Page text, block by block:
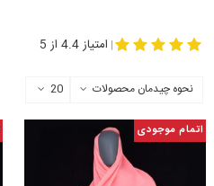
| امتیاز 4.4 از 5
نحوه چیدمان محصولات 20
اتمام موجودی